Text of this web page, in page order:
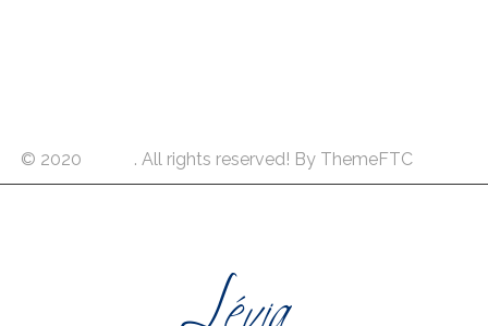
© 2020 . All rights reserved! By ThemeFTC